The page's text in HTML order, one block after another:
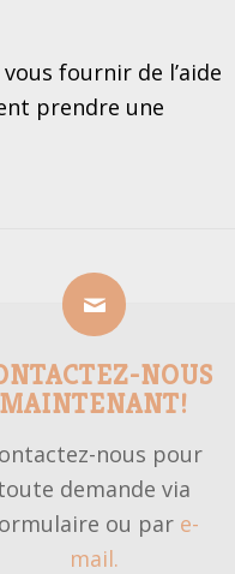
fournir de l’aide
prendre une
NOUS
MAINTENANT!
nous pour
demande via
ou par e-
mail.